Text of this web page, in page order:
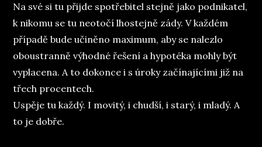
Na své si tu přijde spotřebitel stejně jako podnikatel,
k nikomu se tu neotočí lhostejně zády. V každém
případě bude učiněno maximum, aby se nalezlo
oboustranně výhodné řešení a hypotéka mohly být
vyplacena. A to dokonce i s úroky začínajícími již na
třech procentech.
Uspěje tu každý. I movitý, i chudší, i starý, i mladý. A
to je dobře.